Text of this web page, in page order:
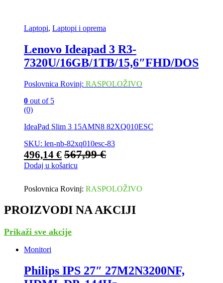
Laptopi, Laptopi i oprema
Lenovo Ideapad 3 R3-
7320U/16GB/1TB/15,6″FHD/DOS
Poslovnica Rovinj: RASPOLOŽIVO
0 out of 5
(0)
IdeaPad Slim 3 15AMN8 82XQ010ESC
SKU: len-nb-82xq010esc-83
496,14 € 567,99€
Dodaj u košaricu
Poslovnica Rovinj: RASPOLOŽIVO
PROIZVODI NA AKCIJI
Prikaži sve akcije
Monitori
Philips IPS 27″ 27M2N3200NF,